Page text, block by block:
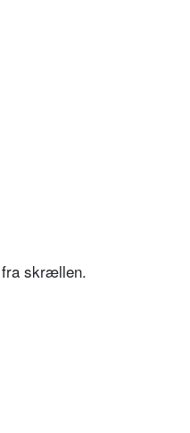
skrællen.